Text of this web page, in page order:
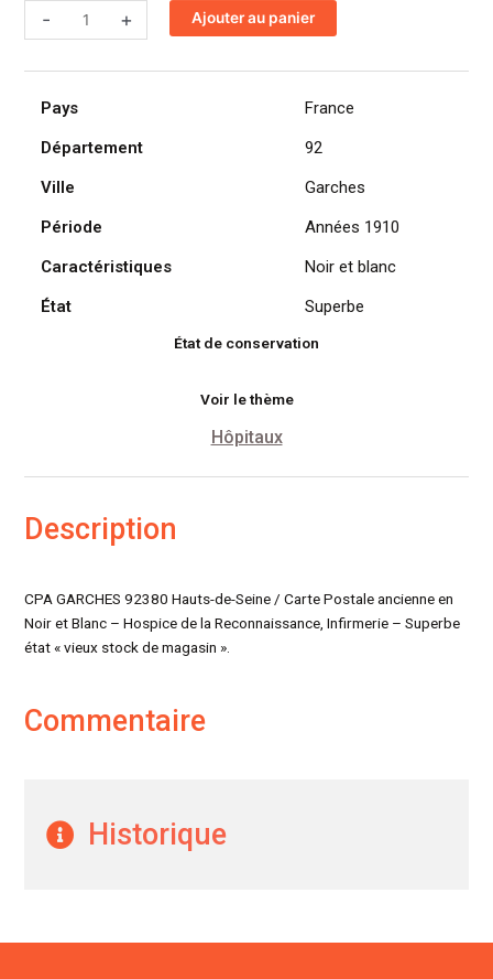
-
CPA
Hauts-
Seine,
Hospice
Reconnaissance,
(92380)
+ Ajouter au panier
Pays
France
Département
92
Ville
Garches
Période
Années 1910
Caractéristiques
Noir et blanc
État
Superbe
État de conservation
Voir le thème
Hôpitaux
Description
CPA GARCHES 92380 Hauts-de-Seine / Carte Postale ancienne en
Noir et Blanc – Hospice de la Reconnaissance, Infirmerie – Superbe
état « vieux stock de magasin ».
Commentaire
Historique